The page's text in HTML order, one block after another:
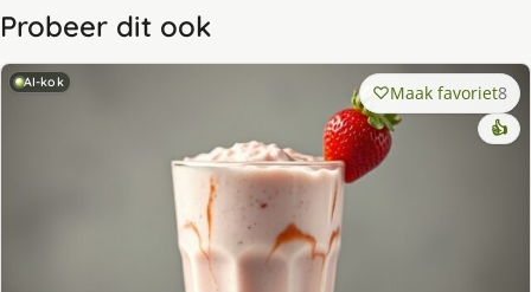
Probeer dit ook
AI-kok Maak favoriet8
👍